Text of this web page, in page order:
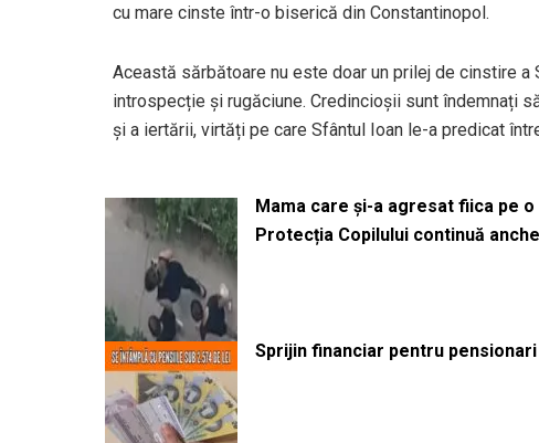
cu mare cinste într-o biserică din Constantinopol.
Această sărbătoare nu este doar un prilej de cinstire
introspecție și rugăciune. Credincioșii sunt îndemnați
și a iertării, virtăți pe care Sfântul Ioan le-a predicat
Mama care și-a agresat fiica pe
Protecția Copilului continuă
Sprijin financiar pentru pensionari